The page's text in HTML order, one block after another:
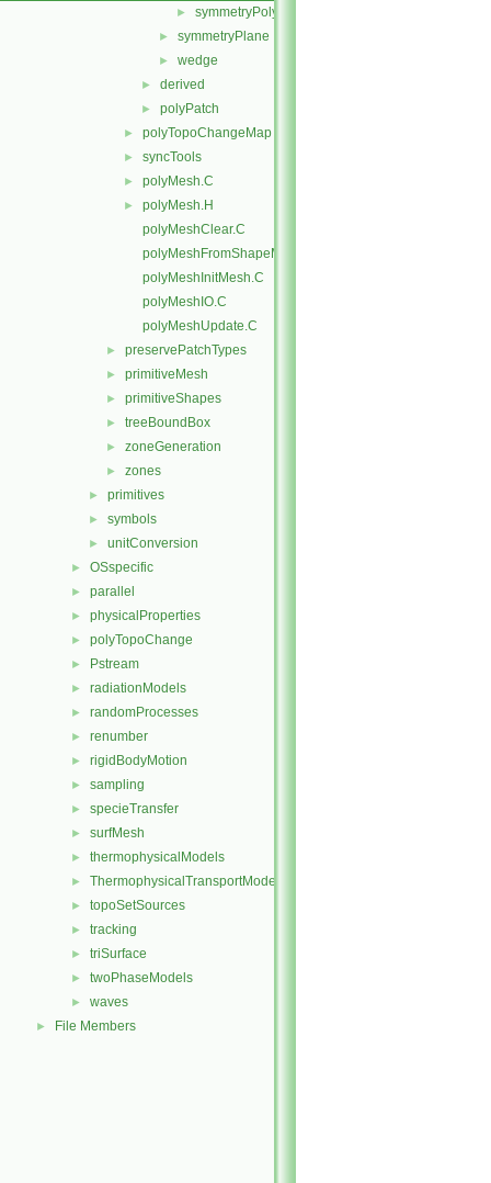
► symmetryPolyPatch.H
► symmetryPlane
► wedge
► derived
► polyPatch
► polyTopoChangeMap
► syncTools
► polyMesh.C
►
polyMesh.H
polyMeshClear.C
polyMeshFromShapeMesh.C
polyMeshInitMesh.C
polyMeshIO.C
polyMeshUpdate.C
► preservePatchTypes
► primitiveMesh
► primitiveShapes
► treeBoundBox
► zoneGeneration
► zones
► primitives
► symbols
► unitConversion
► OSspecific
► parallel
► physicalProperties
► polyTopoChange
► Pstream
► radiationModels
► randomProcesses
► renumber
► rigidBodyMotion
► sampling
► specieTransfer
► surfMesh
► thermophysicalModels
► ThermophysicalTransportModels
► topoSetSources
► tracking
► triSurface
► twoPhaseModels
► waves
► File Members